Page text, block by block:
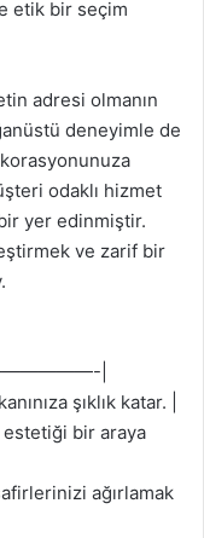
etik bir seçim
adresi olmanın
deneyimle de
odaklı hizmet
yer edinmiştir.
ve zarif bir
|
şıklık katar. |
estetiği bir araya
ağırlamak